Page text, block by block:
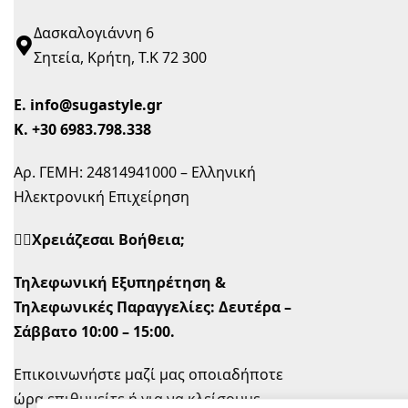
Δασκαλογιάννη 6
Σητεία, Κρήτη, Τ.Κ 72 300
Ε. info@sugastyle.gr
Κ. +30 6983.798.338
Αρ. ΓΕΜΗ: 24814941000 – Ελληνική
Ηλεκτρονική Επιχείρηση
🙋‍♀️Χρειάζεσαι Βοήθεια;
Τηλεφωνική Εξυπηρέτηση &
Τηλεφωνικές Παραγγελίες: Δευτέρα –
Σάββατο 10:00 – 15:00.
Επικοινωνήστε μαζί μας οποιαδήποτε
ώρα επιθυμείτε ή για να κλείσουμε